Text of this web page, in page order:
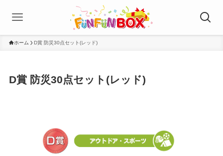
ホーム D賞 防災30点セット(レッド)
D賞 防災30点セット(レッド)